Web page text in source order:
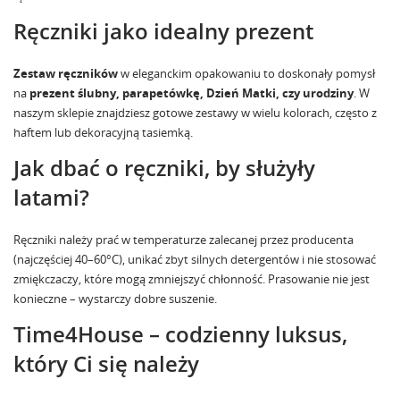
Ręczniki jako idealny prezent
Zestaw ręcznikóww eleganckim opakowaniu to doskonały pomysł
na prezent ślubny, parapetówkę, Dzień Matki, czy urodziny. W
naszym sklepie znajdziesz gotowe zestawy w wielu kolorach, często z
haftem lub dekoracyjną tasiemką.
Jak dbać o ręczniki, by służyły
latami?
Ręczniki należy prać w temperaturze zalecanej przez producenta
(najczęściej 40–60°C), unikać zbyt silnych detergentów i nie stosować
zmiękczaczy, które mogą zmniejszyć chłonność. Prasowanie nie jest
konieczne – wystarczy dobre suszenie.
Time4House – codzienny luksus,
który Ci się należy